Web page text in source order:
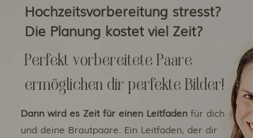
Hochzeitsvorbereitung stresst?
Die Planung kostet viel Zeit?
Perfekt vorbereitete Paare
ermöglichen dir perfekte Bilder!
Dann wird es Zeit für einen Leitfaden für dich
und deine Brautpaare. Ein Leitfaden, der dir